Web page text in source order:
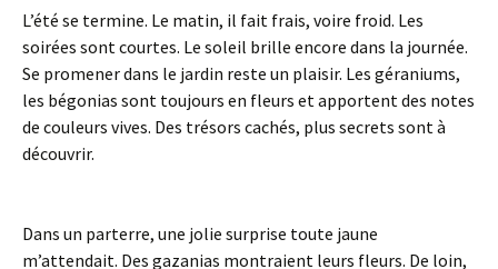
L’été se termine. Le matin, il fait frais, voire froid. Les
soirées sont courtes. Le soleil brille encore dans la journée.
Se promener dans le jardin reste un plaisir. Les géraniums,
les bégonias sont toujours en fleurs et apportent des notes
de couleurs vives. Des trésors cachés, plus secrets sont à
découvrir.
Dans un parterre, une jolie surprise toute jaune
m’attendait. Des gazanias montraient leurs fleurs. De loin,